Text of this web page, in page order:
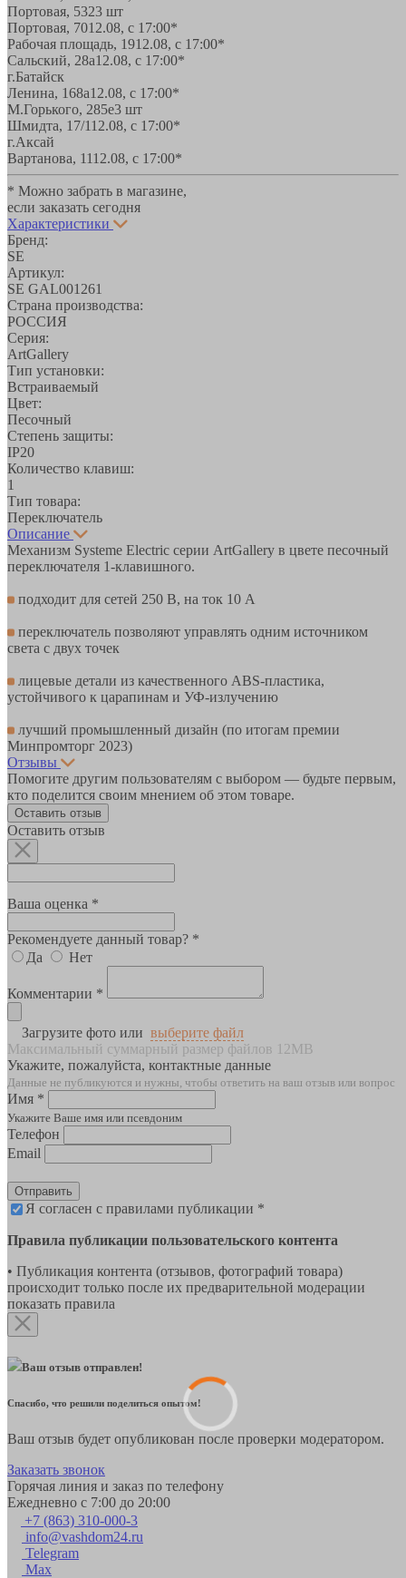
Портовая, 5323 шт
Портовая, 7012.08, с 17:00*
Рабочая площадь, 1912.08, с 17:00*
Сальский, 28a12.08, с 17:00*
г.Батайск
Ленина, 168а12.08, с 17:00*
М.Горького, 285е3 шт
Шмидта, 17/112.08, с 17:00*
г.Аксай
Вартанова, 1112.08, с 17:00*
* Можно забрать в магазине,
если заказать сегодня
Характеристики
Бренд:
SE
Артикул:
SE GAL001261
Страна производства:
РОССИЯ
Серия:
ArtGallery
Тип установки:
Встраиваемый
Цвет:
Песочный
Степень защиты:
IP20
Количество клавиш:
1
Тип товара:
Переключатель
Описание
Механизм Systeme Electric серии ArtGallery в цвете песочный
переключателя 1-клавишного.
подходит для сетей 250 В, на ток 10 А
переключатель позволяют управлять одним источником
света с двух точек
лицевые детали из качественного ABS-пластика,
устойчивого к царапинам и УФ-излучению
лучший промышленный дизайн (по итогам премии
Минпромторг 2023)
Отзывы
Помогите другим пользователям с выбором — будьте первым,
кто поделится своим мнением об этом товаре.
Оставить отзыв
Оставить отзыв
Ваша оценка *
Рекомендуете данный товар? *
Да
Нет
Комментарии *
Загрузите фото или выберите файл
Максимальный суммарный размер файлов 12MB
Укажите, пожалуйста, контактные данные
Данные не публикуются и нужны, чтобы ответить на ваш отзыв или вопрос
Имя *
Укажите Ваше имя или псевдоним
Телефон
Email
Отправить
Я согласен с правилами публикации *
Правила публикации пользовательского контента
• Публикация контента (отзывов, фотографий товара)
происходит только после их предварительной модерации
показать правила
Ваш отзыв отправлен!
Спасибо, что решили поделиться опытом!
Ваш отзыв будет опубликован после проверки модератором.
Заказать звонок
Горячая линия и заказ по телефону
Ежедневно с 7:00 до 20:00
+7 (863) 310-000-3
info@vashdom24.ru
Telegram
Max